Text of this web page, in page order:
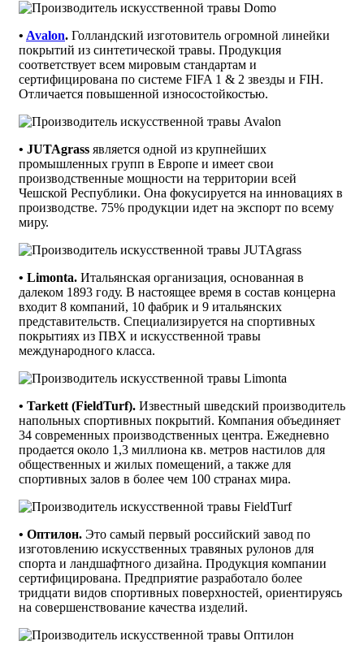
• Avalon. Голландский изготовитель огромной линейки
покрытий из синтетической травы. Продукция
соответствует всем мировым стандартам и
сертифицирована по системе FIFA 1 & 2 звезды и FIH.
Отличается повышенной износостойкостью.
• JUTAgrass является одной из крупнейших
промышленных групп в Европе и имеет свои
производственные мощности на территории всей
Чешской Республики. Она фокусируется на инновациях в
производстве. 75% продукции идет на экспорт по всему
миру.
• Limonta. Итальянская организация, основанная в
далеком 1893 году. В настоящее время в состав концерна
входит 8 компаний, 10 фабрик и 9 итальянских
представительств. Специализируется на спортивных
покрытиях из ПВХ и искусственной травы
международного класса.
• Tarkett (FieldTurf). Известный шведский производитель
напольных спортивных покрытий. Компания объединяет
34 современных производственных центра. Ежедневно
продается около 1,3 миллиона кв. метров настилов для
общественных и жилых помещений, а также для
спортивных залов в более чем 100 странах мира.
• Оптилон. Это самый первый российский завод по
изготовлению искусственных травяных рулонов для
спорта и ландшафтного дизайна. Продукция компании
сертифицирована. Предприятие разработало более
тридцати видов спортивных поверхностей, ориентируясь
на совершенствование качества изделий.